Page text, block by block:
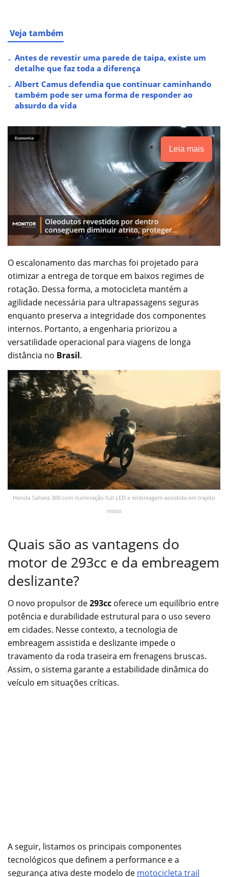
Veja também
Antes de revestir uma parede de taipa, existe um
detalhe que faz toda a diferença
Albert Camus defendia que continuar caminhando
também pode ser uma forma de responder ao
absurdo da vida
Leia mais
O escalonamento das marchas foi projetado para
otimizar a entrega de torque em baixos regimes de
rotação. Dessa forma, a motocicleta mantém a
agilidade necessária para ultrapassagens seguras
enquanto preserva a integridade dos componentes
internos. Portanto, a engenharia priorizou a
versatilidade operacional para viagens de longa
distância no Brasil.
Honda Sahara 300 com iluminação full LED e embreagem assistida em trajeto
misto
Quais são as vantagens do
motor de 293cc e da embreagem
deslizante?
O novo propulsor de293cc oferece um equilíbrio entre
potência e durabilidade estrutural para o uso severo
em cidades. Nesse contexto, a tecnologia de
embreagem assistida e deslizante impede o
travamento da roda traseira em frenagens bruscas.
Assim, o sistema garante a estabilidade dinâmica do
veículo em situações críticas.
A seguir, listamos os principais componentes
tecnológicos que definem a performance e a
segurança ativa deste modelo de motocicleta trail